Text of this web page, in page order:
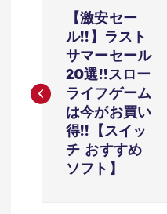
ナ
【激安セー
ル!!】ラスト
サマーセール
20選!!スロー
ライフゲーム
は今がお買い
得!!【スイッ
チ おすすめ
ソフト】